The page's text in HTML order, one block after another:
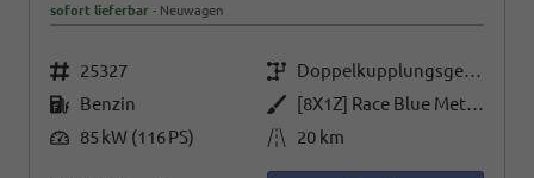
sofort lieferbar Neuwagen
Fahrzeugnr. 25327 Getriebe
Doppelkupplungsgetriebe (DSG)
Kraftstoff Benzin Außenfarbe
[8X1Z] Race Blue Metallic / Dach Schwarz
Leistung 85 kW (116 PS) Kilometerstand 20 km